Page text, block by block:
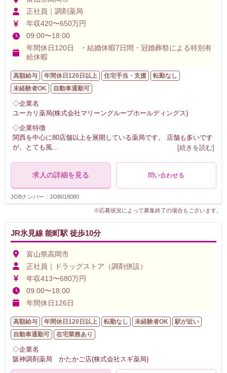
正社員｜調剤薬局
年収420〜650万円
09:00〜18:00
年間休日120日 ・結婚休暇7日間・冠婚葬祭による特別有
給休暇
高額給与 年間休日120日以上 住宅手当・支援
転勤なし
未経験者OK
自動車通勤可
◇企業名
ユーカリ薬局(株式会社マリーングループホールディングス)
◇企業特徴
関西を中心に80店舗以上を展開している薬局です。 店舗も多いです
が、とても風... [続きを読む]
求人の詳細を見る 問い合わせる
JOBナンバー：JOB018080
※応募状況によって募集終了の場合もございます。
JR氷見線 能町駅 徒歩10分
富山県高岡市
正社員｜ドラッグストア（調剤併設）
年収413〜680万円
09:00〜18:00
年間休日126日
高額給与 年間休日120日以上 転勤なし 未経験者OK
駅が近い
自動車通勤可
在宅業務あり
◇企業名
阪神調剤薬局 かたかご店(株式会社スギ薬局)